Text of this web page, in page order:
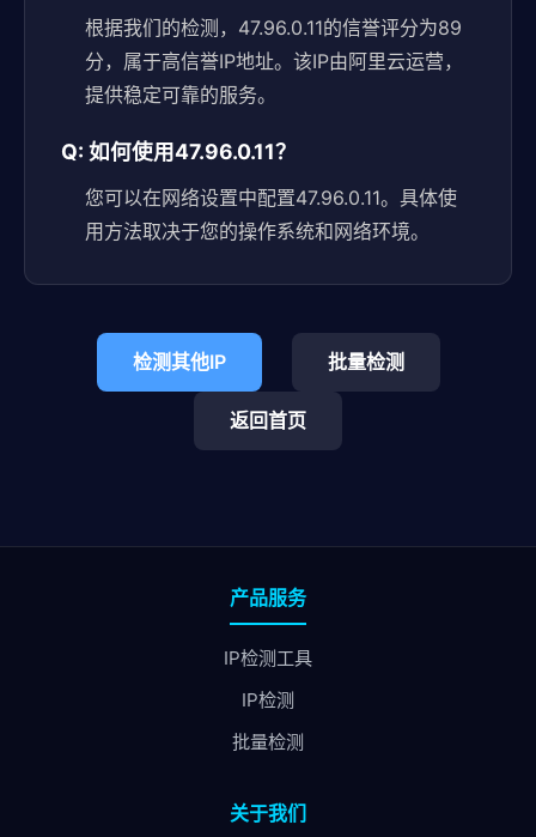
根据我们的检测，47.96.0.11的信誉评分为89
分，属于高信誉IP地址。该IP由阿里云运营，
提供稳定可靠的服务。
Q: 如何使用47.96.0.11？
您可以在网络设置中配置47.96.0.11。具体使
用方法取决于您的操作系统和网络环境。
检测其他IP 批量检测
返回首页
产品服务
IP检测工具
IP检测
批量检测
关于我们